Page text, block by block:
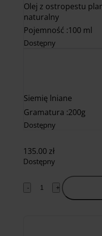
Olej z ostropestu
naturalny
Pojemność 100 ml
Dostępny
Siemię lniane
Gramatura 200g
Dostępny
135.00 zł
Dostępny
- +